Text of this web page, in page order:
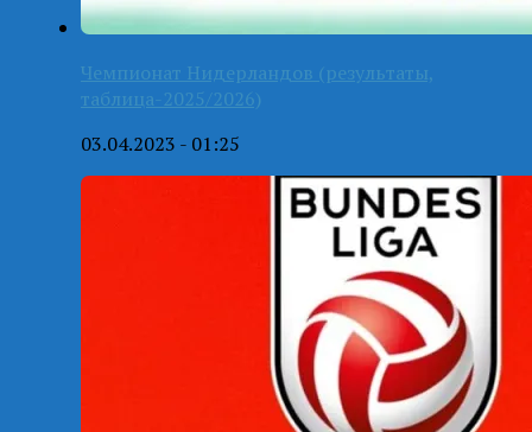
Чемпионат Нидерландов (результаты,
таблица-2025/2026)
03.04.2023 - 01:25